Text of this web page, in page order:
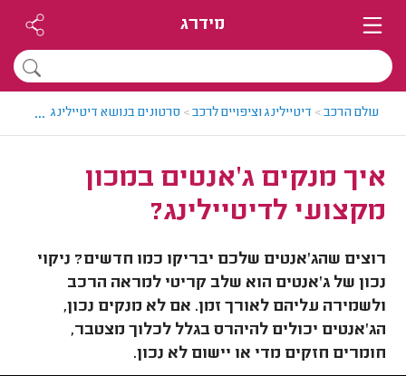
מידרג
עולם הרכב> דיטיילינג וציפויים לרכב> סרטונים בנושא דיטיילינג וציפויים
...
איך מנקים ג'אנטים במכון
מקצועי לדיטיילינג?
רוצים שהג'אנטים שלכם יבריקו כמו חדשים? ניקוי
נכון של ג'אנטים הוא שלב קריטי למראה הרכב
ולשמירה עליהם לאורך זמן. אם לא מנקים נכון,
הג'אנטים יכולים להיהרס בגלל לכלוך מצטבר,
חומרים חזקים מדי או יישום לא נכון.